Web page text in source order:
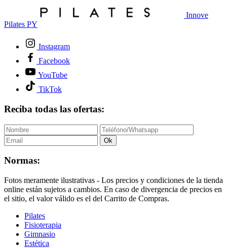
Innove
Pilates PY
Instagram
Facebook
YouTube
TikTok
Reciba todas las ofertas:
Ok
Normas:
Fotos meramente ilustrativas - Los precios y condiciones de la tienda
online están sujetos a cambios. En caso de divergencia de precios en
el sitio, el valor válido es el del Carrito de Compras.
Pilates
Fisioterapia
Gimnasio
Estética